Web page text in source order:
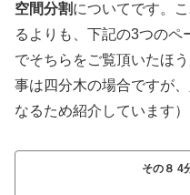
空間分割についてです。
るよりも、下記の3つの
でそちらをご覧頂いたほ
事は四分木の場合ですが
なるため紹介しています）
その８ 4